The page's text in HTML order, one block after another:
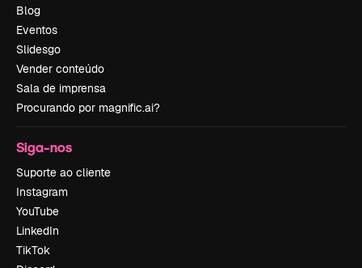
Blog
Eventos
Slidesgo
Vender conteúdo
Sala de imprensa
Procurando por magnific.ai?
Siga-nos
Suporte ao cliente
Instagram
YouTube
LinkedIn
TikTok